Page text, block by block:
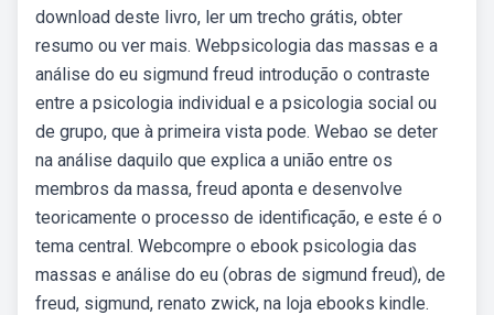
download deste livro, ler um trecho grátis, obter
resumo ou ver mais. Webpsicologia das massas e a
análise do eu sigmund freud introdução o contraste
entre a psicologia individual e a psicologia social ou
de grupo, que à primeira vista pode. Webao se deter
na análise daquilo que explica a união entre os
membros da massa, freud aponta e desenvolve
teoricamente o processo de identificação, e este é o
tema central. Webcompre o ebook psicologia das
massas e análise do eu (obras de sigmund freud), de
freud, sigmund, renato zwick, na loja ebooks kindle.